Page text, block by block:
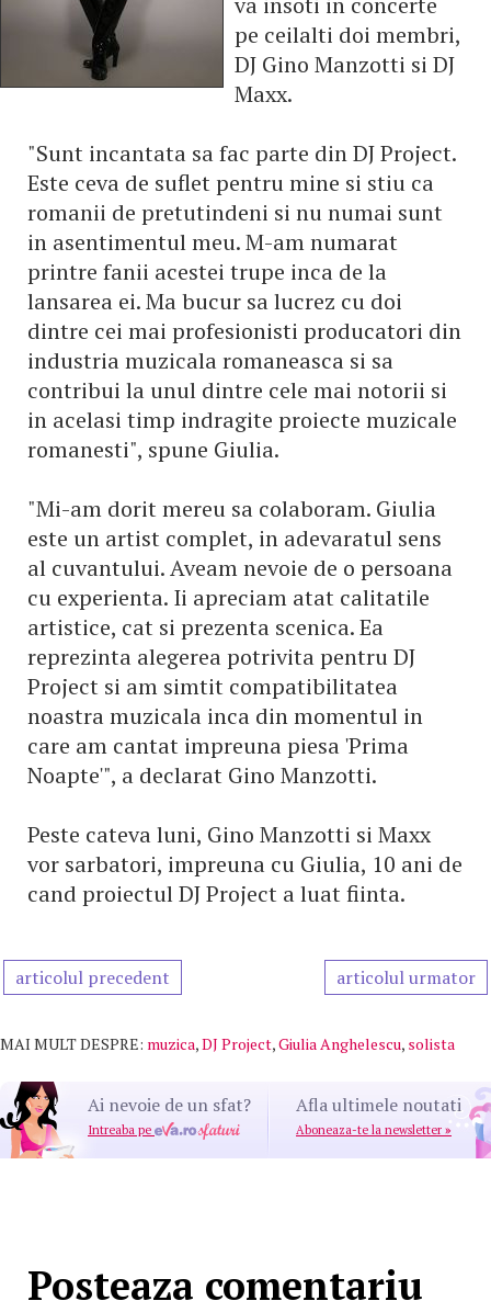
pe ceilalti doi membri,
DJ Gino Manzotti si DJ
Maxx.
"Sunt incantata sa fac parte din DJ Project.
Este ceva de suflet pentru mine si stiu ca
romanii de pretutindeni si nu numai sunt
in asentimentul meu. M-am numarat
printre fanii acestei trupe inca de la
lansarea ei. Ma bucur sa lucrez cu doi
dintre cei mai profesionisti producatori din
industria muzicala romaneasca si sa
contribui la unul dintre cele mai notorii si
in acelasi timp indragite proiecte muzicale
romanesti", spune Giulia.
"Mi-am dorit mereu sa colaboram. Giulia
este un artist complet, in adevaratul sens
al cuvantului. Aveam nevoie de o persoana
cu experienta. Ii apreciam atat calitatile
artistice, cat si prezenta scenica. Ea
reprezinta alegerea potrivita pentru DJ
Project si am simtit compatibilitatea
noastra muzicala inca din momentul in
care am cantat impreuna piesa 'Prima
Noapte'", a declarat Gino Manzotti.
Peste cateva luni, Gino Manzotti si Maxx
vor sarbatori, impreuna cu Giulia, 10 ani de
cand proiectul DJ Project a luat fiinta.
articolul precedent articolul urmator
MAI MULT DESPRE: muzica,DJ Project,Giulia Anghelescu, solista
Ai nevoie de un sfat?
Intreaba pe
Afla ultimele noutati
Aboneaza-te la newsletter »
Posteaza comentariu